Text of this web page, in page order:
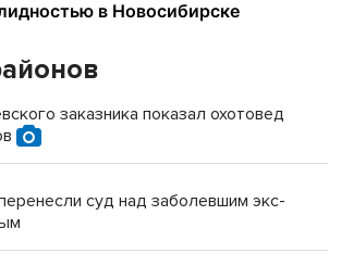
заказника показал охотовед
суд над заболевшим экс-